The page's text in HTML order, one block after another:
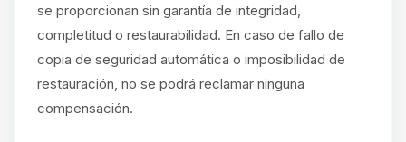
se proporcionan sin garantía de integridad,
completitud o restaurabilidad. En caso de fallo de
copia de seguridad automática o imposibilidad de
restauración, no se podrá reclamar ninguna
compensación.